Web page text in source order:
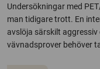
Undersökningar med
man tidigare trott. En
avslöja särskilt
vävnadsprover behöver